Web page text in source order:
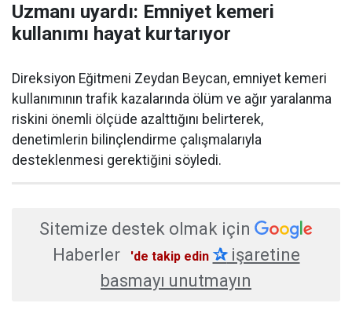
Uzmanı uyardı: Emniyet kemeri
kullanımı hayat kurtarıyor
Direksiyon Eğitmeni Zeydan Beycan, emniyet kemeri
kullanımının trafik kazalarında ölüm ve ağır yaralanma
riskini önemli ölçüde azalttığını belirterek,
denetimlerin bilinçlendirme çalışmalarıyla
desteklenmesi gerektiğini söyledi.
Sitemize destek olmak için
Haberler
'de takip edin ✰işaretine
basmayı unutmayın